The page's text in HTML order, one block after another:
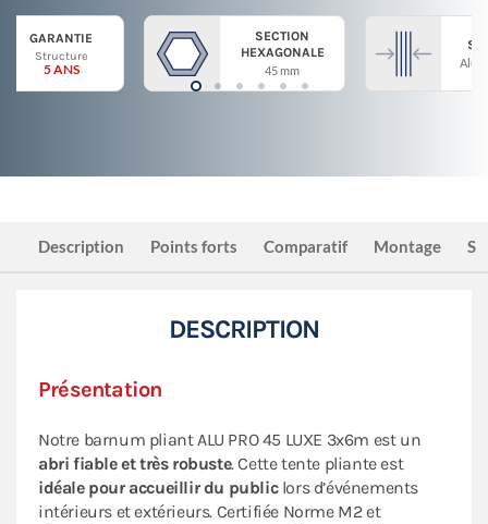
GARANTIE
Structure
5 ANS
SECTION
HEXAGONALE
45 mm
Description Points forts Comparatif Montage
DESCRIPTION
Présentation
Notre barnum pliant ALU PRO 45 LUXE 3x6m est un
abri fiable et très robuste. Cette tente pliante est
idéale pour accueillir du publiclors d’événements
intérieurs et extérieurs. Certifiée Norme M2 et